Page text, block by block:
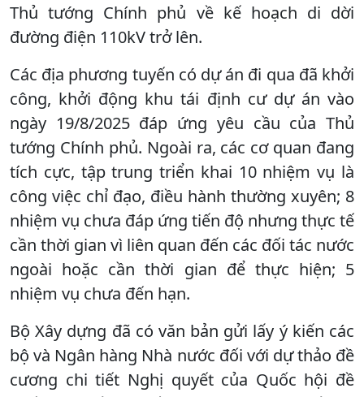
Thủ tướng Chính phủ về kế hoạch di dời
đường điện 110kV trở lên.
Các địa phương tuyến có dự án đi qua đã khởi
công, khởi động khu tái định cư dự án vào
ngày 19/8/2025 đáp ứng yêu cầu của Thủ
tướng Chính phủ. Ngoài ra, các cơ quan đang
tích cực, tập trung triển khai 10 nhiệm vụ là
công việc chỉ đạo, điều hành thường xuyên; 8
nhiệm vụ chưa đáp ứng tiến độ nhưng thực tế
cần thời gian vì liên quan đến các đối tác nước
ngoài hoặc cần thời gian để thực hiện; 5
nhiệm vụ chưa đến hạn.
Bộ Xây dựng đã có văn bản gửi lấy ý kiến các
bộ và Ngân hàng Nhà nước đối với dự thảo đề
cương chi tiết Nghị quyết của Quốc hội đề